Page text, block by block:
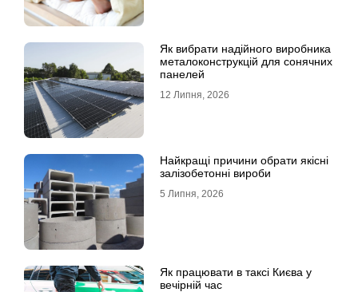
Як вибрати надійного виробника
металоконструкцій для сонячних
панелей
12 Липня, 2026
Найкращі причини обрати якісні
залізобетонні вироби
5 Липня, 2026
Як працювати в таксі Києва у
вечірній час